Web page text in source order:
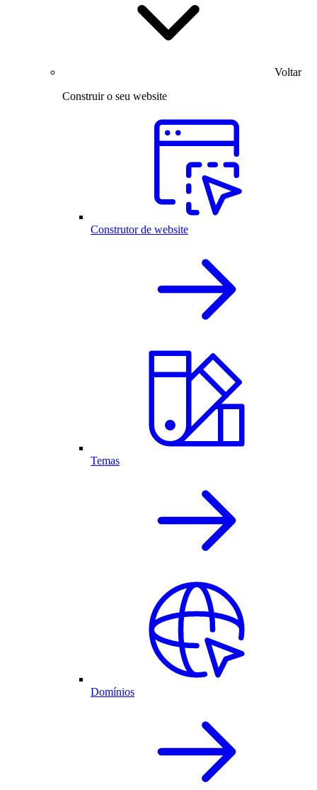
Voltar
Construir o seu website
Construtor de website
Temas
Domínios